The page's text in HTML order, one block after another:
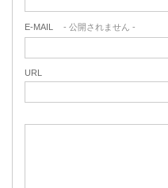
E-MAIL - 公開されません -
URL